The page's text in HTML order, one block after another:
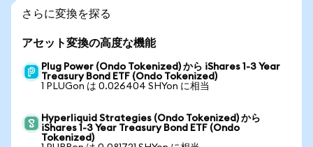
さらに変換を探る
アセット変換の高度な機能
Plug Power (Ondo Tokenized) から iShares 1-3 Year
Treasury Bond ETF (Ondo Tokenized)
1 PLUGon は 0.026404 SHYon に相当
Hyperliquid Strategies (Ondo Tokenized) から
iShares 1-3 Year Treasury Bond ETF (Ondo
Tokenized)